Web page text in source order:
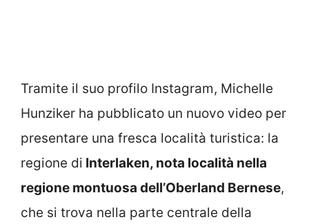
Tramite il suo profilo Instagram, Michelle
Hunziker ha pubblicato un nuovo video per
presentare una fresca località turistica: la
regione di Interlaken, nota località nella
regione montuosa dell’Oberland Bernese,
che si trova nella parte centrale della